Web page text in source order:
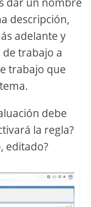
descripción,
adelante y
trabajo a
trabajo que
debe
la regla?
editado?